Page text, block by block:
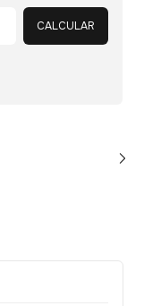
CALCULAR